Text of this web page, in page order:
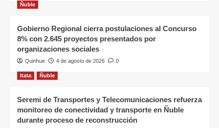
Ñuble
Gobierno Regional cierra postulaciones al Concurso
8% con 2.645 proyectos presentados por
organizaciones sociales
Quirihue 4 de agosto de 2026 0
Itata Ñuble
Seremi de Transportes y Telecomunicaciones refuerza
monitoreo de conectividad y transporte en Ñuble
durante proceso de reconstrucción